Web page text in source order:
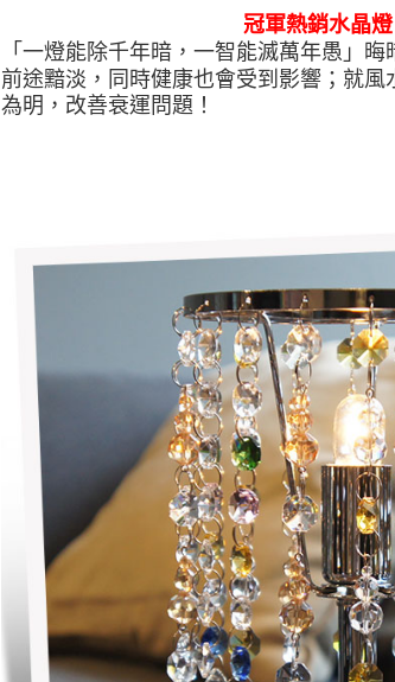
冠軍熱銷水晶
「一燈能除千年暗，一智能滅萬年愚」
前途黯淡，同時健康也會受到影響；就
為明，改善衰運問題！